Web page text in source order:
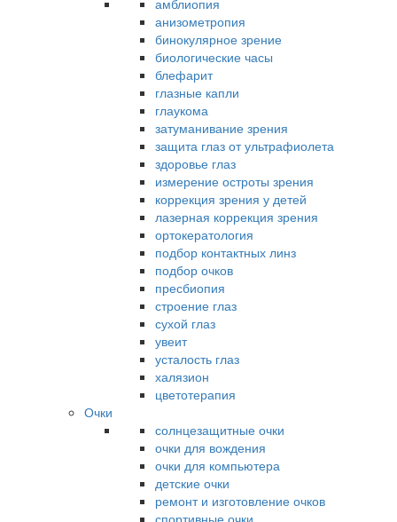
амблиопия
анизометропия
бинокулярное зрение
биологические часы
блефарит
глазные капли
глаукома
затуманивание зрения
защита глаз от ультрафиолета
здоровье глаз
измерение остроты зрения
коррекция зрения у детей
лазерная коррекция зрения
ортокератология
подбор контактных линз
подбор очков
пресбиопия
строение глаз
сухой глаз
увеит
усталость глаз
халязион
цветотерапия
Очки
солнцезащитные очки
очки для вождения
очки для компьютера
детские очки
ремонт и изготовление очков